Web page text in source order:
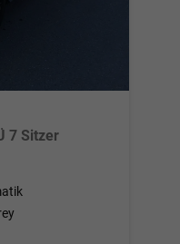
7 Sitzer